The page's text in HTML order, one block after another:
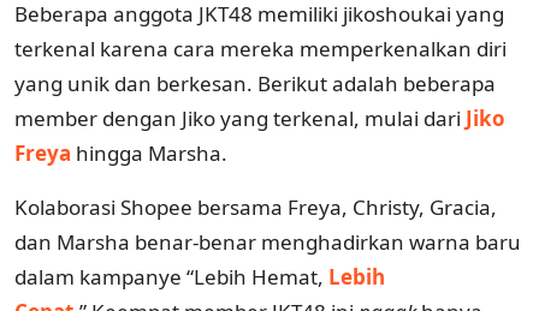
Beberapa anggota JKT48 memiliki jikoshoukai yang
terkenal karena cara mereka memperkenalkan diri
yang unik dan berkesan. Berikut adalah beberapa
member dengan Jiko yang terkenal, mulai dari Jiko
Freya hingga Marsha.
Kolaborasi Shopee bersama Freya, Christy, Gracia,
dan Marsha benar-benar menghadirkan warna baru
dalam kampanye “Lebih Hemat, Lebih